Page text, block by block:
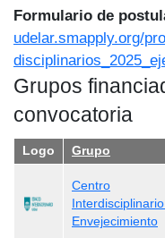
Formulario de
udelar.smapply.org/
Grupos
convocatoria
Logo Grupo
Centro
Envejecimiento